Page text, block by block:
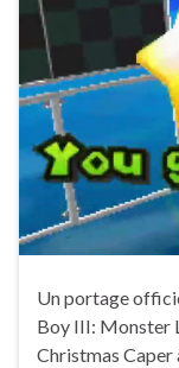
Un portage
Boy III: Monster
Christmas